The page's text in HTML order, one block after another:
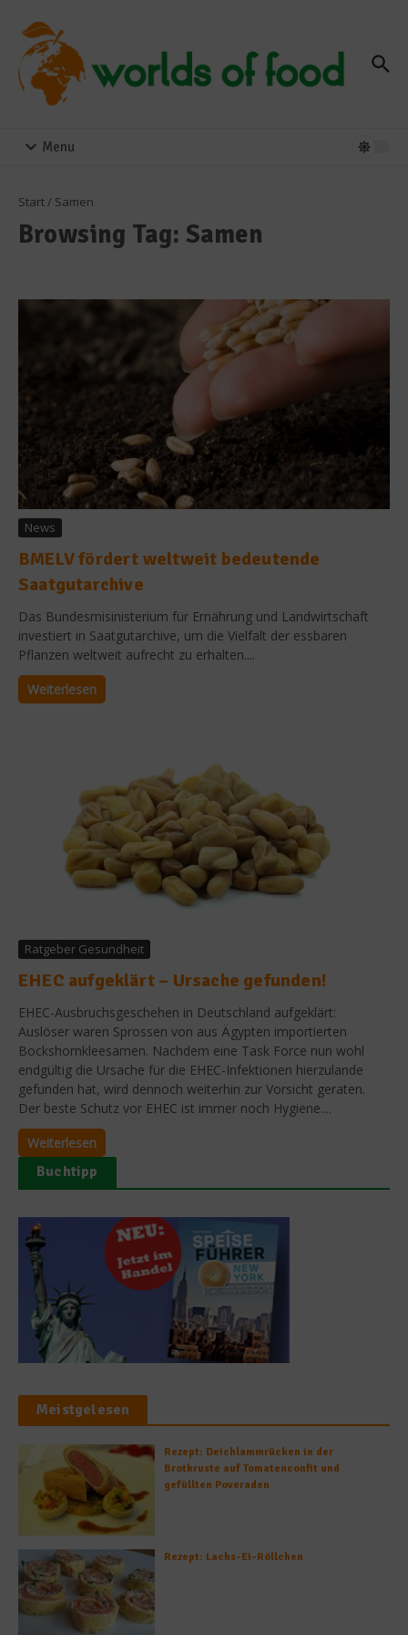
Menu
Start/ Samen
Browsing Tag: Samen
News
BMELV fördert weltweit bedeutende
Saatgutarchive
Das Bundesmisinisterium für Ernährung und Landwirtschaft
investiert in Saatgutarchive, um die Vielfalt der essbaren
Pflanzen weltweit aufrecht zu erhalten....
Weiterlesen
Ratgeber Gesundheit
EHEC aufgeklärt – Ursache gefunden!
EHEC-Ausbruchsgeschehen in Deutschland aufgeklärt:
Auslöser waren Sprossen von aus Ägypten importierten
Bockshornkleesamen. Nachdem eine Task Force nun wohl
endgültig die Ursache für die EHEC-Infektionen hierzulande
gefunden hat, wird dennoch weiterhin zur Vorsicht geraten.
Der beste Schutz vor EHEC ist immer noch Hygiene....
Weiterlesen
Buchtipp
Meistgelesen
Rezept: Deichlammrücken in der
Brotkruste auf Tomatenconfit und
gefüllten Poveraden
Rezept: Lachs-Ei-Röllchen